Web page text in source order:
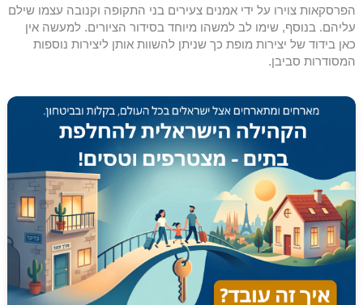
הפרסקאות צוירו על ידי אמנים צעירים בני התקופה וקנובה עצמו שילם
עליהם. בנוסף, שימו לב למשהו מיוחד בסידור הציורים. למעשה אין
כאן בידוד של יצירות מופת כך שניתן להשוות אותן ליצירות נוספות
המסודרות סביבן.